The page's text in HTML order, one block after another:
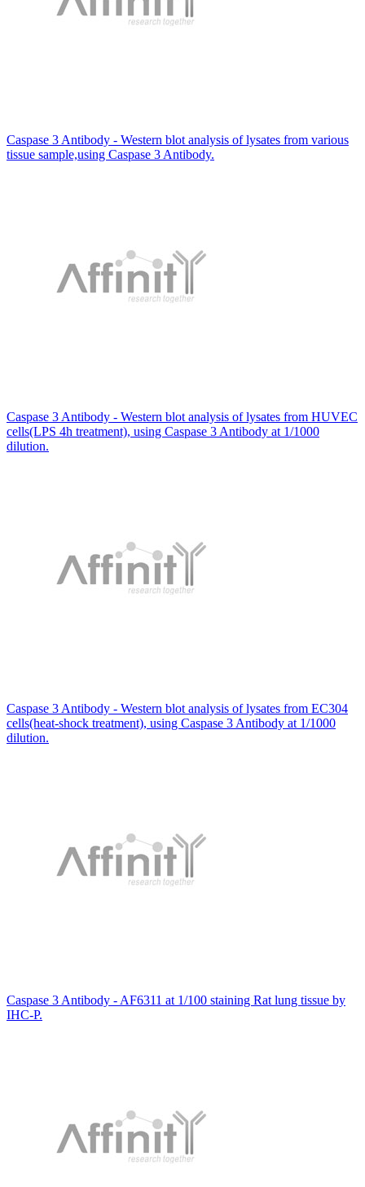
Caspase 3 Antibody - Western blot analysis of lysates from various
tissue sample,using Caspase 3 Antibody.
Caspase 3 Antibody - Western blot analysis of lysates from HUVEC
cells(LPS 4h treatment), using Caspase 3 Antibody at 1/1000
dilution.
Caspase 3 Antibody - Western blot analysis of lysates from EC304
cells(heat-shock treatment), using Caspase 3 Antibody at 1/1000
dilution.
Caspase 3 Antibody - AF6311 at 1/100 staining Rat lung tissue by
IHC-P.